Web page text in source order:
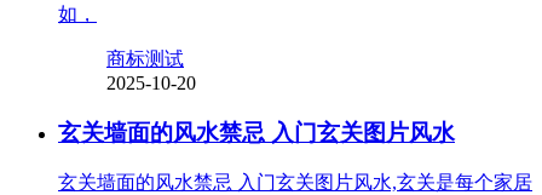
如，
商标测试
2025-10-20
玄关墙面的风水禁忌 入门玄关图片风水
玄关墙面的风水禁忌 入门玄关图片风水,玄关是每个家居